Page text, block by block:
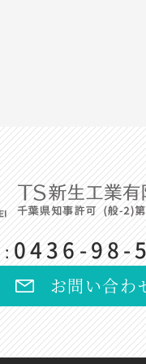
0436-98-
お問い合わ